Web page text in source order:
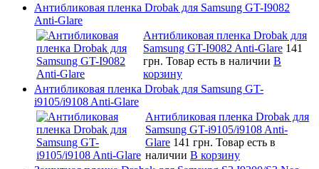
Антибликовая пленка Drobak для Samsung GT-I9082
Anti-Glare
Антибликовая пленка Drobak для
Samsung GT-I9082 Anti-Glare 141
грн. Товар есть в наличии В
корзину
Антибликовая пленка Drobak для Samsung GT-
i9105/i9108 Anti-Glare
Антибликовая пленка Drobak для
Samsung GT-i9105/i9108 Anti-
Glare 141 грн. Товар есть в
наличии В корзину